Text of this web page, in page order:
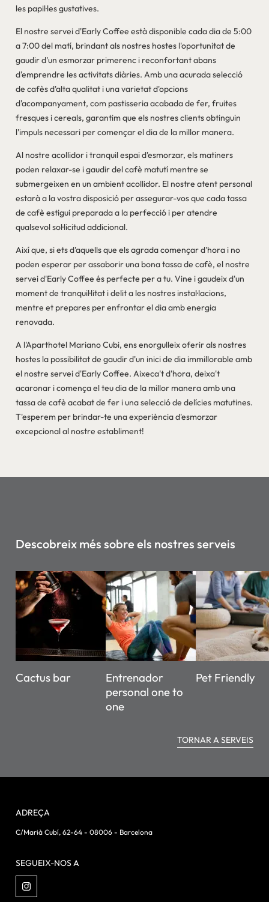
les papil·les gustatives.
El nostre servei d'Early Coffee està disponible cada dia de 5:00
a 7:00 del matí, brindant als nostres hostes l'oportunitat de
gaudir d'un esmorzar primerenc i reconfortant abans
d'emprendre les activitats diàries. Amb una acurada selecció
de cafès d'alta qualitat i una varietat d'opcions
d'acompanyament, com pastisseria acabada de fer, fruites
fresques i cereals, garantim que els nostres clients obtinguin
l'impuls necessari per començar el dia de la millor manera.
Al nostre acollidor i tranquil espai d'esmorzar, els matiners
poden relaxar-se i gaudir del cafè matutí mentre se
submergeixen en un ambient acollidor. El nostre atent personal
estarà a la vostra disposició per assegurar-vos que cada tassa
de cafè estigui preparada a la perfecció i per atendre
qualsevol sol·licitud addicional.
Així que, si ets d'aquells que els agrada començar d'hora i no
poden esperar per assaborir una bona tassa de cafè, el nostre
servei d'Early Coffee és perfecte per a tu. Vine i gaudeix d'un
moment de tranquil·litat i delit a les nostres instal·lacions,
mentre et prepares per enfrontar el dia amb energia
renovada.
A l'Aparthotel Mariano Cubi, ens enorgulleix oferir als nostres
hostes la possibilitat de gaudir d'un inici de dia immillorable amb
el nostre servei d'Early Coffee. Aixeca't d'hora, deixa't
acaronar i comença el teu dia de la millor manera amb una
tassa de cafè acabat de fer i una selecció de delícies matutines.
T'esperem per brindar-te una experiència d'esmorzar
excepcional al nostre establiment!
Descobreix més sobre els nostres serveis
Cactus bar
Entrenador
personal one to
one
Pet Friendly
TORNAR A SERVEIS
ADREÇA
C/Marià Cubí, 62-64 - 08006 - Barcelona
SEGUEIX-NOS A